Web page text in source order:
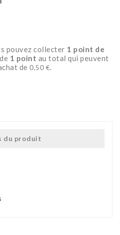
pouvez collecter 1 point de
1 point au total qui peuvent
de 0,50 €.
du produit